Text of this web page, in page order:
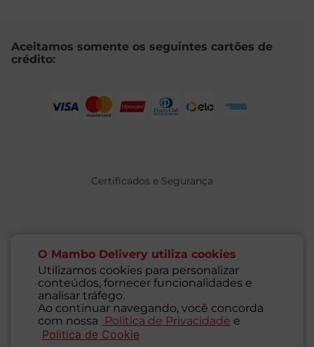
O Mambo Delivery utiliza cookies
Utilizamos cookies para personalizar
conteúdos, fornecer funcionalidades e
analisar tráfego.
Ao continuar navegando, você concorda
com nossa
Politica de Privacidade e
Politica de Cookie
Aceitamos somente os seguintes cartões de
crédito:
Certificados e Segurança
@ 2021 MAMBO - TODOS OS DIREITOS RESERVADOS
Supermercados Mambo Ltda.
CNPJ: 71.676.316/0001-46 - Inscrição Estadual: 116.827.781.117
Endereço: Rua Guaipá, 255 - Vila Leopoldina - São Paulo - SP -